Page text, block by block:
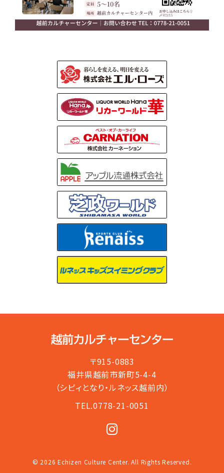
〒915-0883
福井県越前市新町5-4-4
（シピィとなり・ルネッス越前内）
TEL.0778-21-0051
© 2026 Echizen Culture Center. All Rights Reserved.